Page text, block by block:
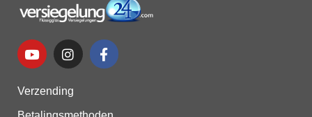
Verzending